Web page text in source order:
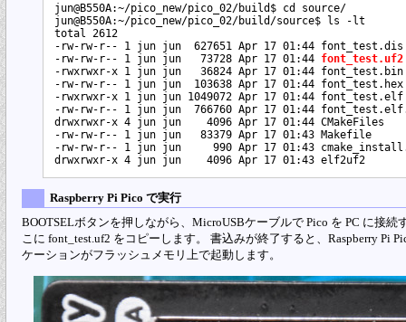
jun@B550A:~/pico_new/pico_02/build$ cd source/
jun@B550A:~/pico_new/pico_02/build/source$ ls -lt
total 2612
-rw-rw-r-- 1 jun jun  627651 Apr 17 01:44 font_test.dis
-rw-rw-r-- 1 jun jun   73728 Apr 17 01:44 font_test.uf2
-rwxrwxr-x 1 jun jun   36824 Apr 17 01:44 font_test.bin
-rw-rw-r-- 1 jun jun  103638 Apr 17 01:44 font_test.hex
-rwxrwxr-x 1 jun jun 1049072 Apr 17 01:44 font_test.elf
-rw-rw-r-- 1 jun jun  766760 Apr 17 01:44
drwxrwxr-x 4 jun jun    4096 Apr 17 01:44 CMakeFiles
-rw-rw-r-- 1 jun jun   83379 Apr 17 01:43 Makefile
-rw-rw-r-- 1 jun jun     990 Apr 17 01:43
drwxrwxr-x 4 jun jun    4096 Apr 17 01:43 elf2uf2
Raspberry Pi Pico で実行
BOOTSELボタンを押しながら、MicroUSBケーブルで Pico を PC に接
こに font_test.uf2 をコピーします。 書込みが終了すると、Raspberry Pi
ケーションがフラッシュメモリ上で起動します。